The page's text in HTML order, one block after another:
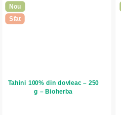
Nou
Sfat
Tahini 100% din dovleac – 250
g – Bioherba